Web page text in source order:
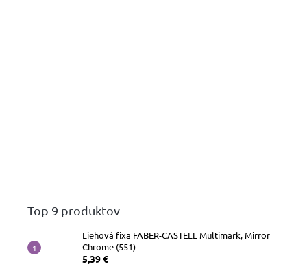
Top 9 produktov
Liehová fixa FABER-CASTELL Multimark, Mirror
Chrome (551)
5,39 €